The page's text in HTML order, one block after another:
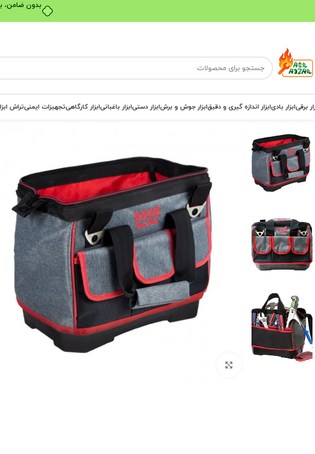
بدون ضامن،
برقیابزار بادیابزار اندازه گیری و دقیقابزار جوش و برشابزار دستیابزار باغبانیابزار کارگاهیتجهیزات ایمنیتراش